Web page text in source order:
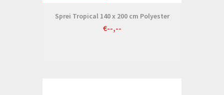
Sprei Tropical 140 x 200 cm Polyester
€--,--